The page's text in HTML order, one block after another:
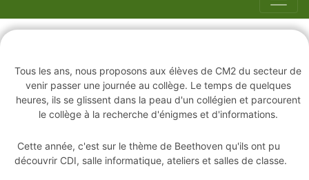
Tous les ans, nous proposons aux élèves de CM2 du secteur de
venir passer une journée au collège. Le temps de quelques
heures, ils se glissent dans la peau d'un collégien et parcourent
le collège à la recherche d'énigmes et d'informations.
Cette année, c'est sur le thème de Beethoven qu'ils ont pu
découvrir CDI, salle informatique, ateliers et salles de classe.